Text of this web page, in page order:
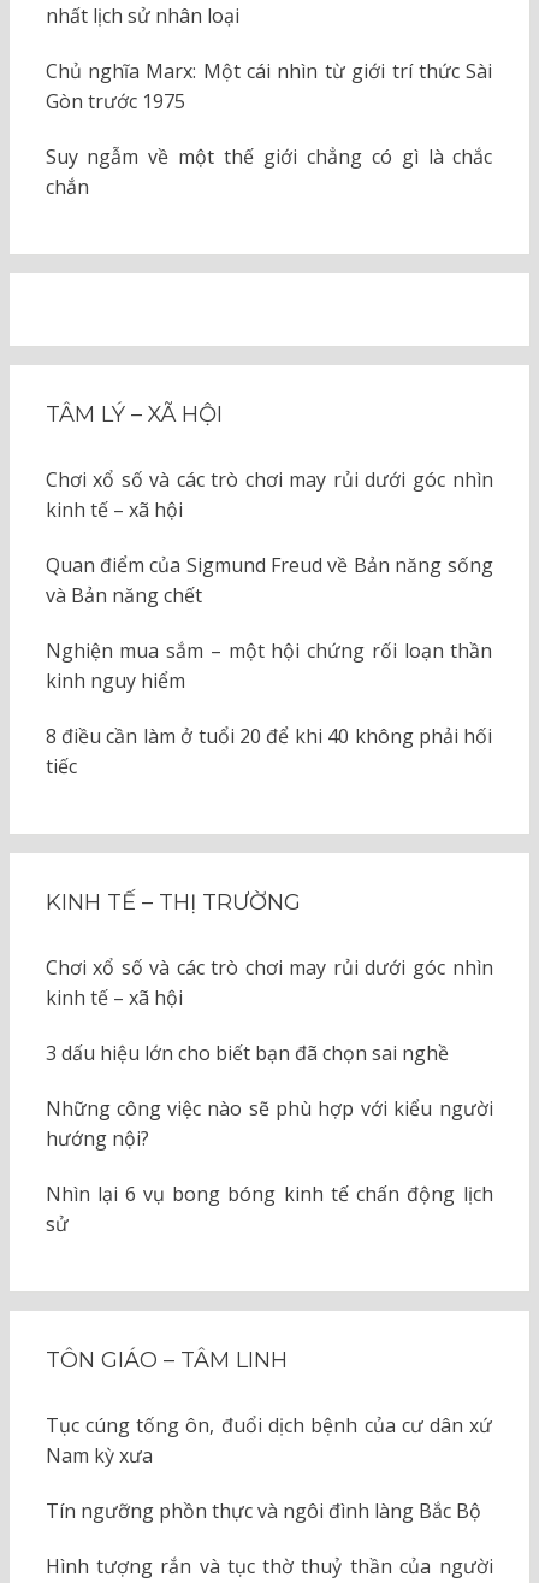
nhất lịch sử nhân loại
Chủ nghĩa Marx: Một cái nhìn từ giới trí thức Sài
Gòn trước 1975
Suy ngẫm về một thế giới chẳng có gì là chắc
chắn
TÂM LÝ – XÃ HỘI
Chơi xổ số và các trò chơi may rủi dưới góc nhìn
kinh tế – xã hội
Quan điểm của Sigmund Freud về Bản năng sống
và Bản năng chết
Nghiện mua sắm – một hội chứng rối loạn thần
kinh nguy hiểm
8 điều cần làm ở tuổi 20 để khi 40 không phải hối
tiếc
KINH TẾ – THỊ TRƯỜNG
Chơi xổ số và các trò chơi may rủi dưới góc nhìn
kinh tế – xã hội
3 dấu hiệu lớn cho biết bạn đã chọn sai nghề
Những công việc nào sẽ phù hợp với kiểu người
hướng nội?
Nhìn lại 6 vụ bong bóng kinh tế chấn động lịch
sử
TÔN GIÁO – TÂM LINH
Tục cúng tống ôn, đuổi dịch bệnh của cư dân xứ
Nam kỳ xưa
Tín ngưỡng phồn thực và ngôi đình làng Bắc Bộ
Hình tượng rắn và tục thờ thuỷ thần của người